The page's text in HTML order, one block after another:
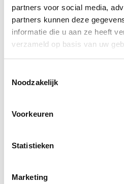
partners voor social media,
partners kunnen deze
informatie die u aan ze heeft
verzameld op basis van uw
Noodzakelijk
Voorkeuren
Statistieken
Marketing
In
Auf der Suche nach Stückzahlen?
komplett und fordern Sie direkt
Zur Vergleichsliste
Tiefstpreisgarantie
10 Jahre Garantie